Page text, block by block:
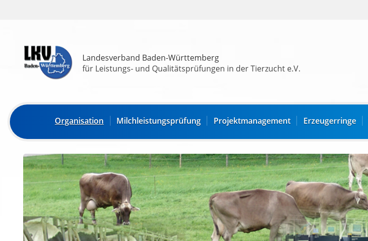
Landesverband Baden-Württemberg
für Leistungs- und Qualitätsprüfungen in der Tierzucht e.V.
Organisation Milchleistungsprüfung Projektmanagement Erzeugerringe